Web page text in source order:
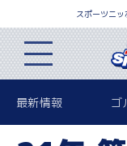
スポーツニ
最新情報 ゴ